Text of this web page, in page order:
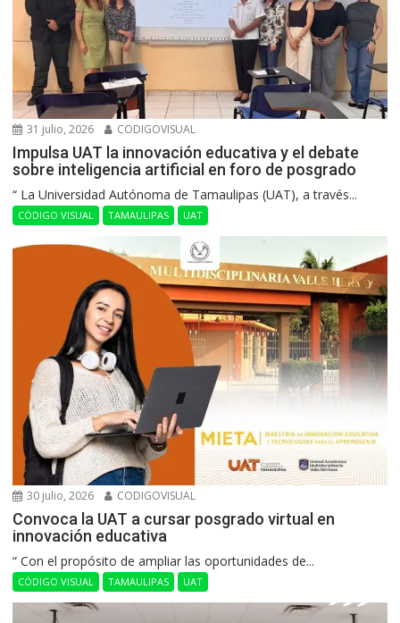
31 julio, 2026 CODIGOVISUAL
Impulsa UAT la innovación educativa y el debate
sobre inteligencia artificial en foro de posgrado
“ La Universidad Autónoma de Tamaulipas (UAT), a través...
CÓDIGO VISUAL TAMAULIPAS UAT
30 julio, 2026 CODIGOVISUAL
Convoca la UAT a cursar posgrado virtual en
innovación educativa
“ Con el propósito de ampliar las oportunidades de...
CÓDIGO VISUAL TAMAULIPAS UAT